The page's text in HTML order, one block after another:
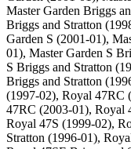
Master Garden Briggs
Briggs and Stratton
Garden S (2001-01),
01), Master Garden S
S Briggs and Stratton
Briggs and Stratton
(1997-02), Royal 47RC
47RC (2003-01), Royal
Royal 47S (1999-02),
Stratton (1996-01),